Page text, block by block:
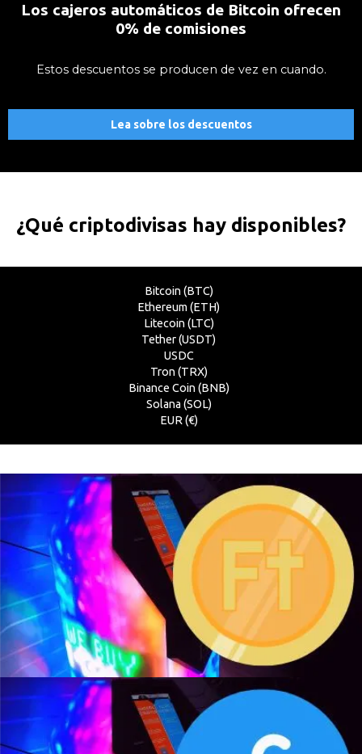
Los cajeros automáticos de Bitcoin ofrecen
0% de comisiones
Estos descuentos se producen de vez en cuando.
Lea sobre los descuentos
¿Qué criptodivisas hay disponibles?
Bitcoin (BTC)
Ethereum (ETH)
Litecoin (LTC)
Tether (USDT)
USDC
Tron (TRX)
Binance Coin (BNB)
Solana (SOL)
EUR (€)